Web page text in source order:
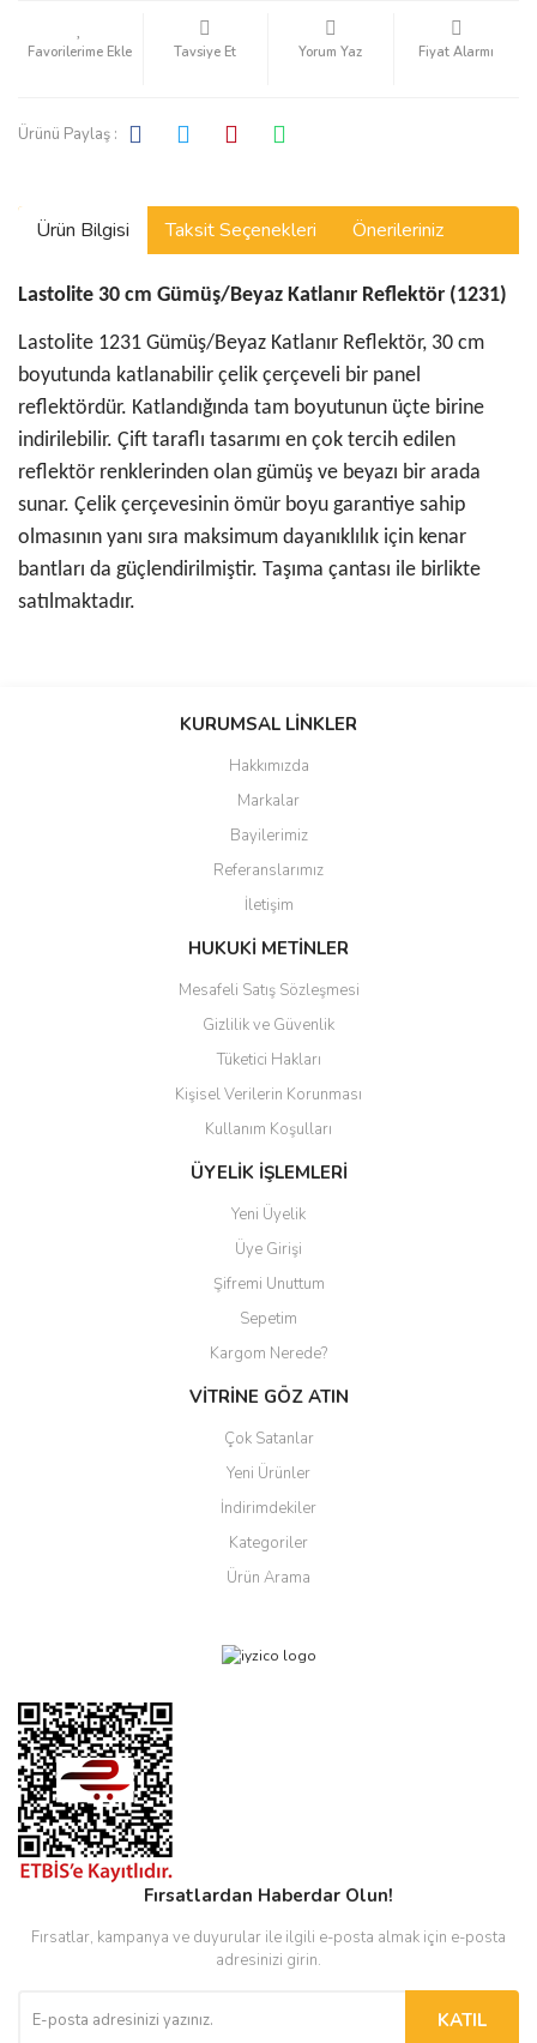
Tavsiye Et Yorum Yaz Fiyat Alarmı
Ürünü Paylaş :
Ürün Bilgisi Taksit Seçenekleri Önerileriniz
Lastolite 30 cm Gümüş/Beyaz Katlanır Reflektör (1231)
Lastolite 1231 Gümüş/Beyaz Katlanır Reflektör, 30 cm
boyutunda katlanabilir çelik çerçeveli bir panel
reflektördür. Katlandığında tam boyutunun üçte birine
indirilebilir. Çift taraflı tasarımı en çok tercih edilen
reflektör renklerinden olan gümüş ve beyazı bir arada
sunar. Çelik çerçevesinin ömür boyu garantiye sahip
olmasının yanı sıra maksimum dayanıklılık için kenar
bantları da güçlendirilmiştir. Taşıma çantası ile birlikte
satılmaktadır.
tarafımıza iletebilirsiniz.
Ürün resmi kalitesiz, bozuk veya görüntülenemiyor.
Ürün açıklamasında eksik bilgiler bulunuyor.
Ürün bilgilerinde hatalar bulunuyor.
Ürün fiyatı diğer sitelerden daha pahalı.
Bu ürüne benzer farklı alternatifler olmalı.
Gönder
KURUMSAL LİNKLER
Hakkımızda
Markalar
Bayilerimiz
Referanslarımız
İletişim
HUKUKİ METİNLER
Mesafeli Satış Sözleşmesi
Gizlilik ve Güvenlik
Tüketici Hakları
Kişisel Verilerin Korunması
Kullanım Koşulları
ÜYELİK İŞLEMLERİ
Yeni Üyelik
Üye Girişi
Şifremi Unuttum
Sepetim
Kargom Nerede?
VİTRİNE GÖZ ATIN
Çok Satanlar
Yeni Ürünler
İndirimdekiler
Kategoriler
Ürün Arama
Fırsatlardan Haberdar Olun!
Fırsatlar, kampanya ve duyurular ile ilgili e-posta almak için e-posta
adresinizi girin.
KATIL